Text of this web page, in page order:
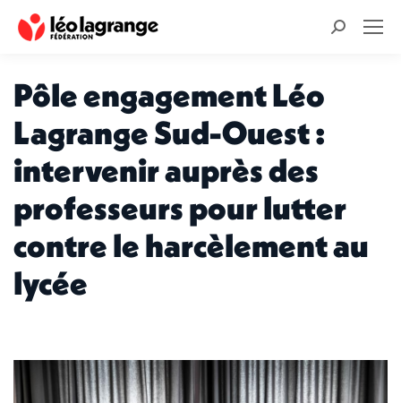
Recherche
Pôle engagement Léo
Lagrange Sud-Ouest :
intervenir auprès des
professeurs pour lutter
contre le harcèlement au
lycée